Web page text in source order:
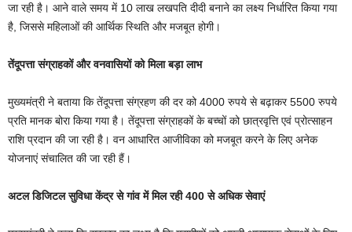
जा रही है। आने वाले समय में 10 लाख लखपति दीदी बनाने का लक्ष्य निर्धारित किया गया
है, जिससे महिलाओं की आर्थिक स्थिति और मजबूत होगी।
तेंदूपत्ता संग्राहकों और वनवासियों को मिला बड़ा लाभ
मुख्यमंत्री ने बताया कि तेंदूपत्ता संग्रहण की दर को 4000 रुपये से बढ़ाकर 5500 रुपये
प्रति मानक बोरा किया गया है। तेंदूपत्ता संग्राहकों के बच्चों को छात्रवृत्ति एवं प्रोत्साहन
राशि प्रदान की जा रही है। वन आधारित आजीविका को मजबूत करने के लिए अनेक
योजनाएं संचालित की जा रही हैं।
अटल डिजिटल सुविधा केंद्र से गांव में मिल रही 400 से अधिक सेवाएं